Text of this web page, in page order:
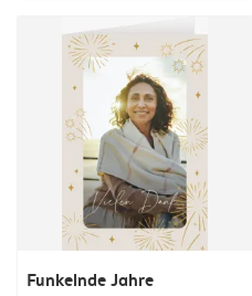
Funkelnde Jahre